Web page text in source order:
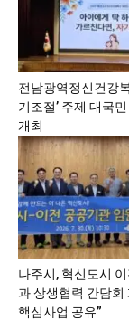
전남광역정신건강
기조절’ 주제 대국
개최
나주시, 혁신도시
과 상생협력 간담회
핵심사업 공유”